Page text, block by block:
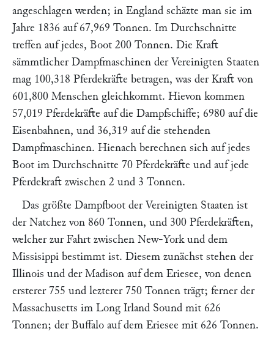
angeschlagen werden; in England schäzte man sie im
Jahre 1836 auf 67,969 Tonnen. Im Durchschnitte
treffen auf jedes, Boot 200 Tonnen. Die Kraft
sämmtlicher Dampfmaschinen der Vereinigten Staaten
mag 100,318 Pferdekräfte betragen, was der Kraft von
601,800 Menschen gleichkommt. Hievon kommen
57,019 Pferdekräfte auf die Dampfschiffe; 6980 auf die
Eisenbahnen, und 36,319 auf die stehenden
Dampfmaschinen. Hienach berechnen sich auf jedes
Boot im Durchschnitte 70 Pferdekräfte und auf jede
Pferdekraft zwischen 2 und 3 Tonnen.
Das größte Dampfboot der Vereinigten Staaten ist
der Natchez von 860 Tonnen, und 300 Pferdekräften,
welcher zur Fahrt zwischen New-York und dem
Missisippi bestimmt ist. Diesem zunächst stehen der
Illinois und der Madison auf dem Eriesee, von denen
ersterer 755 und lezterer 750 Tonnen trägt; ferner der
Massachusetts im Long Irland Sound mit 626
Tonnen; der Buffalo auf dem Eriesee mit 626 Tonnen.